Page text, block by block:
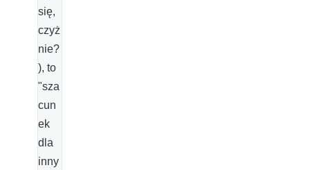
się,
czyż
nie?
), to
"sza
cun
ek
dla
inny